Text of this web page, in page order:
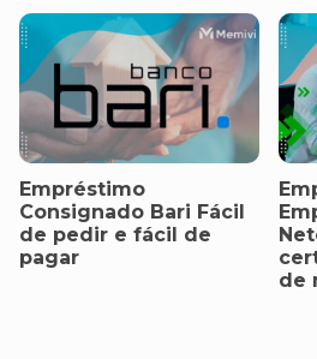
Empréstimo
Consignado Bari Fácil
de pedir e fácil de
pagar
de